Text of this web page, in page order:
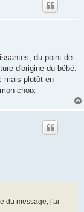
du point de
d'origine du bébé.
mais plutôt en
choix
du message, j'ai